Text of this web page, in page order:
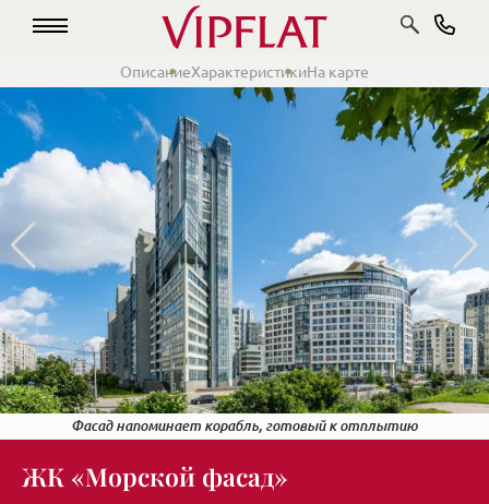
ОписаниеХарактеристикиНа карте
Вечерний вид на комплекс
Фасад напоминает корабль, готовый к отплытию
Территория комплекса летом
ЖК «Морской фасад»